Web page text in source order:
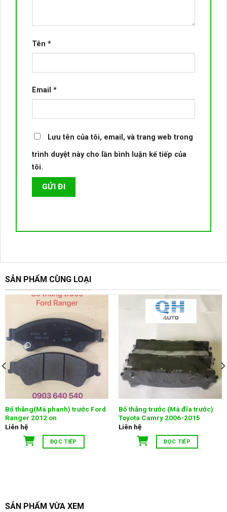
Tên *
Email *
Lưu tên của tôi, email, và trang web trong
trình duyệt này cho lần bình luận kế tiếp của
tôi.
SẢN PHẨM CÙNG LOẠI
Bố thắng(Má phanh) trước Ford
Ranger 2012 on
Liên hệ
ĐỌC TIẾP
Bố thắng trước (Má đĩa trước)
Toyota Camry 2006-2015
Liên hệ
ĐỌC TIẾP
SẢN PHẨM VỪA XEM